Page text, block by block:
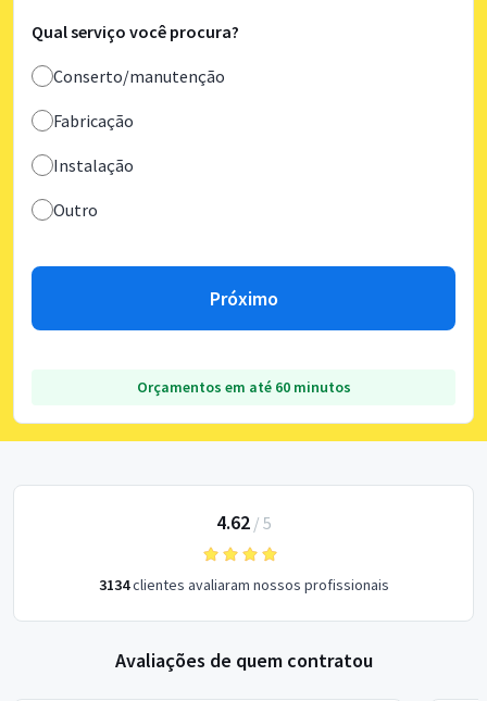
Qual serviço você procura?
Conserto/manutenção
Fabricação
Instalação
Outro
Próximo
Orçamentos em até 60 minutos
4.62/ 5
3134clientes avaliaram nossos profissionais
Avaliações de quem contratou